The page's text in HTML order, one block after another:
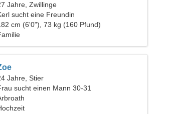
Jahre, Zwillinge
sucht eine Freundin
cm (6'0"), 73 kg (160 Pfund)
Jahre, Stier
sucht einen Mann 30-31